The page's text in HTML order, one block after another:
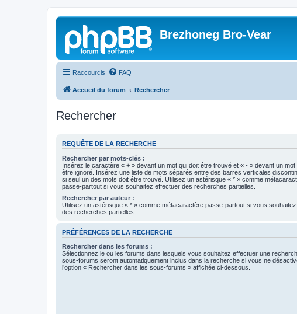
Brezhoneg Bro-Vear
Raccourcis FAQ
Accueil du forum Rechercher
Rechercher
REQUÊTE DE LA RECHERCHE
Rechercher par mots-clés :
Insérez le caractère « + » devant un mot qui doit être trouvé et « - » devant un mot
être ignoré. Insérez une liste de mots séparés entre des barres verticales
si seul un des mots doit être trouvé. Utilisez un astérisque « * » comme
passe-partout si vous souhaitez effectuer des recherches partielles.
Rechercher par auteur :
Utilisez un astérisque « * » comme métacaractère passe-partout si vous
des recherches partielles.
PRÉFÉRENCES DE LA RECHERCHE
Rechercher dans les forums :
Sélectionnez le ou les forums dans lesquels vous souhaitez effectuer une
sous-forums seront automatiquement inclus dans la recherche si vous ne
l’option « Rechercher dans les sous-forums » affichée ci-dessous.